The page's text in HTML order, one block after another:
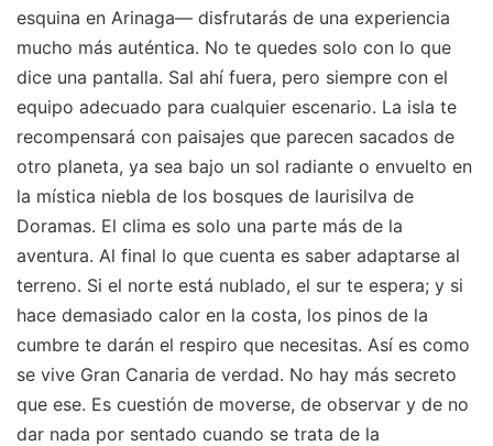
esquina en Arinaga— disfrutarás de una experiencia
mucho más auténtica. No te quedes solo con lo que
dice una pantalla. Sal ahí fuera, pero siempre con el
equipo adecuado para cualquier escenario. La isla te
recompensará con paisajes que parecen sacados de
otro planeta, ya sea bajo un sol radiante o envuelto en
la mística niebla de los bosques de laurisilva de
Doramas. El clima es solo una parte más de la
aventura. Al final lo que cuenta es saber adaptarse al
terreno. Si el norte está nublado, el sur te espera; y si
hace demasiado calor en la costa, los pinos de la
cumbre te darán el respiro que necesitas. Así es como
se vive Gran Canaria de verdad. No hay más secreto
que ese. Es cuestión de moverse, de observar y de no
dar nada por sentado cuando se trata de la